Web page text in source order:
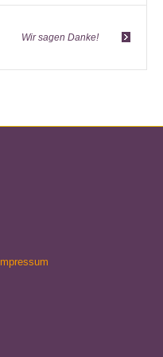
Wir sagen Danke!
Impressum